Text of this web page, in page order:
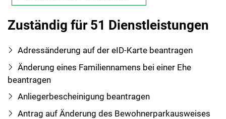
Zuständig für 51 Dienstleistungen
Adressänderung auf der eID-Karte beantragen
Änderung eines Familiennamens bei einer Ehe
beantragen
Anliegerbescheinigung beantragen
Antrag auf Änderung des Bewohnerparkausweises